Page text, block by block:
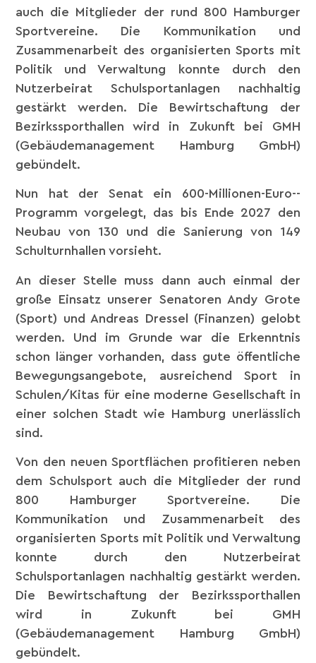
auch die Mitglieder der rund 800 Hamburger
Sportvereine. Die Kommunikation und
Zusammenarbeit des organisierten Sports mit
Politik und Verwaltung konnte durch den
Nutzerbeirat Schulsportanlagen nachhaltig
gestärkt werden. Die Bewirtschaftung der
Bezirkssporthallen wird in Zukunft bei GMH
(Gebäudemanagement Hamburg GmbH)
gebündelt.
Nun hat der Senat ein 600-­Millionen-­Euro-­
Programm vorgelegt, das bis Ende 2027 den
Neubau von 130 und die Sanierung von 149
Schulturnhallen vorsieht.
An dieser Stelle muss dann auch einmal der
große Einsatz unserer Senatoren Andy Grote
(Sport) und Andreas Dressel (Finanzen) gelobt
werden. Und im Grunde war die Erkenntnis
schon länger vorhanden, dass gu­te öffentliche
Bewegungsangebote, ausreichend Sport in
Schulen/Kitas für eine moderne Gesellschaft in
einer solchen Stadt wie Hamburg unerlässlich
sind.
Von den neuen Sportflächen profitieren neben
dem Schulsport auch die Mitglieder der rund
800 Hamburger Sportvereine. Die
Kommunikation und Zusammenarbeit des
organisierten Sports mit Politik und Verwaltung
konnte durch den Nutzerbeirat
Schulsportanlagen nachhaltig gestärkt werden.
Die Bewirtschaftung der Bezirkssporthallen
wird in Zukunft bei GMH
(Gebäudemanagement Hamburg GmbH)
gebündelt.